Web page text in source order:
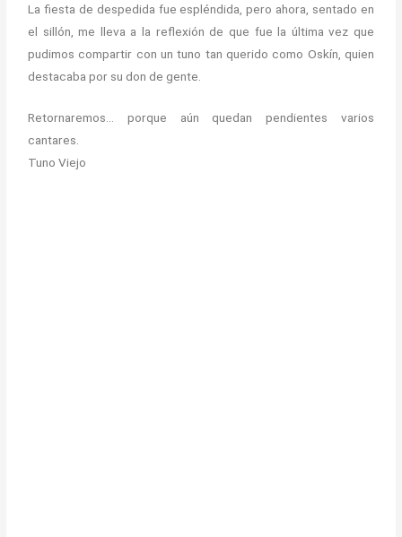
La fiesta de despedida fue espléndida, pero ahora, sentado en
el sillón, me lleva a la reflexión de que fue la última vez que
pudimos compartir con un tuno tan querido como Oskín, quien
destacaba por su don de gente.
Retornaremos… porque aún quedan pendientes varios
cantares.
Tuno Viejo